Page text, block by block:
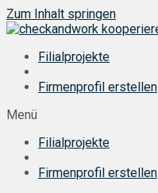
Zum Inhalt springen
Filialprojekte
Firmenprofil erstellen
Menü
Filialprojekte
Firmenprofil erstellen